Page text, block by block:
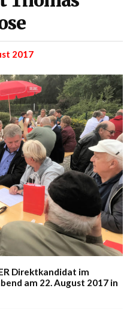
2017
Direktkandidat im
am 22. August 2017 in